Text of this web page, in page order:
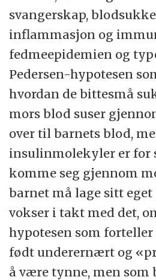
svangerskap,
inflammasjon og
fedmeepidemien og
Pedersen-hypotesen
hvordan de bittesmå
mors blod suser
over til barnets blod,
insulinmolekyler er for
komme seg gjennom
barnet må lage sitt
vokser i takt med det,
hypotesen som
født underernært og
å være tynne, men som